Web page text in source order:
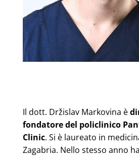
Il dott. Držislav Markovina è
fondatore del policlinico
Clinic. Si è laureato in
Zagabria. Nello stesso anno